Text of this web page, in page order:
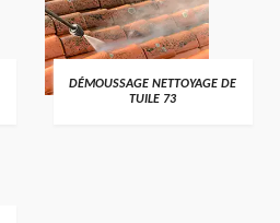
DÉMOUSSAGE NETTOYAGE DE
TUILE 73